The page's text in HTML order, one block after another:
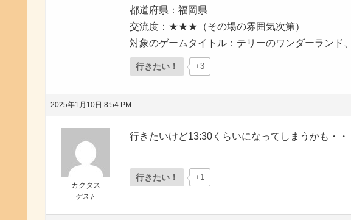
都道府県：福岡県
交流度：★★★（その場の雰囲気次第）
対象のゲームタイトル：テリーのワンダーランド
行きたい！ +3
2025年1月10日 8:54 PM
カクタス
ゲスト
行きたいけど13:30くらいになってしまうかも・・
行きたい！ +1